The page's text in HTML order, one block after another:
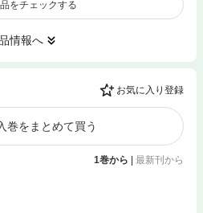
をチェックする
情報へ
お気に入り登録
巻をまとめて買う
1巻から | 最新刊から